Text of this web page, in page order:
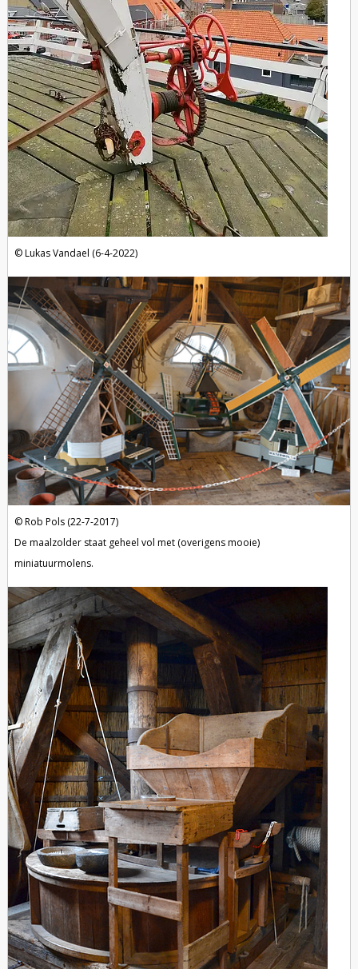
Lukas Vandael (6-4-2022)
Rob Pols (22-7-2017)
De maalzolder staat geheel vol met (overigens mooie)
miniatuurmolens.